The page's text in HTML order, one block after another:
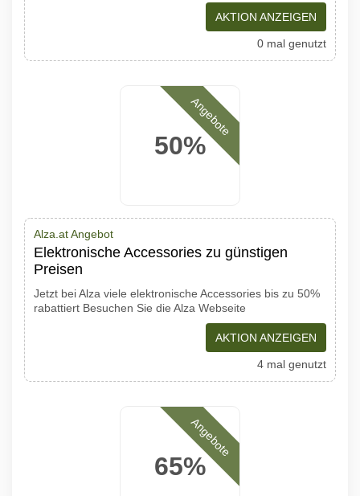
AKTION ANZEIGEN
0 mal genutzt
50%
Angebote
Alza.at Angebot
Elektronische Accessories zu günstigen
Preisen
Jetzt bei Alza viele elektronische Accessories bis zu 50%
rabattiert Besuchen Sie die Alza Webseite
AKTION ANZEIGEN
4 mal genutzt
65%
Angebote